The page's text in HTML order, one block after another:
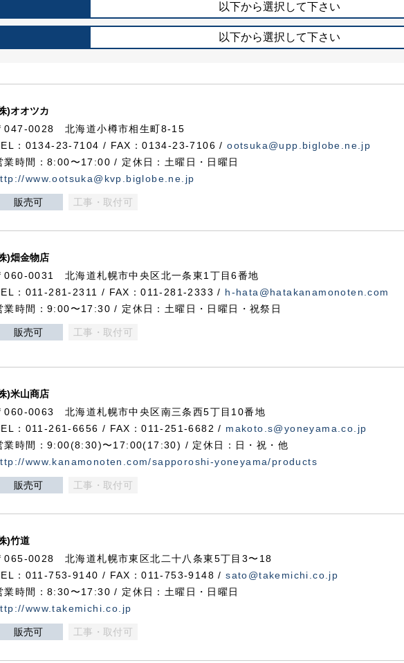
以下から選択して下さい
以下から選択して下さい
)オオツカ
047-0028 北海道小樽市相生町8-15
：0134-23-7104 / FAX：0134-23-7106 /ootsuka@upp.biglobe.ne.jp
業時間：8:00〜17:00 / 定休日：土曜日・日曜日
www.ootsuka@kvp.biglobe.ne.jp
販売可 工事・取付可
)畑金物店
060-0031 北海道札幌市中央区北一条東1丁目6番地
：011-281-2311 / FAX：011-281-2333 / h-hata@hatakanamonoten.com
業時間：9:00〜17:30 / 定休日：土曜日・日曜日・祝祭日
販売可 工事・取付可
)米山商店
060-0063 北海道札幌市中央区南三条西5丁目10番地
：011-261-6656 / FAX：011-251-6682 / makoto.s@yoneyama.co.jp
業時間：9:00(8:30)〜17:00(17:30) / 定休日：日・祝・他
www.kanamonoten.com/sapporoshi-yoneyama/products
販売可 工事・取付可
)竹道
065-0028 北海道札幌市東区北二十八条東5丁目3〜18
：011-753-9140 / FAX：011-753-9148 /sato@takemichi.co.jp
業時間：8:30〜17:30 / 定休日：土曜日・日曜日
www.takemichi.co.jp
販売可 工事・取付可